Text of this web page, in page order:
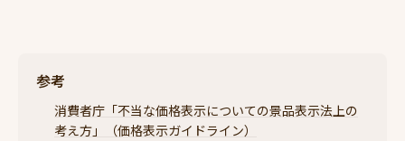
参考
消費者庁「不当な価格表示についての景品表示法上の
考え方」（価格表示ガイドライン）